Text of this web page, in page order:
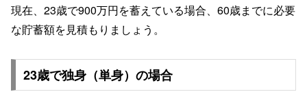
現在、23歳で900万円を蓄えている場合、60歳までに必要
な貯蓄額を見積もりましょう。
23歳で独身（単身）の場合